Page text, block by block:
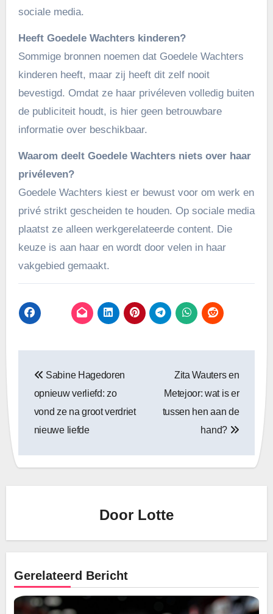
sociale media.
Heeft Goedele Wachters kinderen?
Sommige bronnen noemen dat Goedele Wachters
kinderen heeft, maar zij heeft dit zelf nooit
bevestigd. Omdat ze haar privéleven volledig buiten
de publiciteit houdt, is hier geen betrouwbare
informatie over beschikbaar.
Waarom deelt Goedele Wachters niets over haar
privéleven?
Goedele Wachters kiest er bewust voor om werk en
privé strikt gescheiden te houden. Op sociale media
plaatst ze alleen werkgerelateerde content. Die
keuze is aan haar en wordt door velen in haar
vakgebied gemaakt.
navigatie
Sabine Hagedoren
opnieuw verliefd: zo
vond ze na groot verdriet
nieuwe liefde
Zita Wauters en
Metejoor: wat is er
tussen hen aan de
hand?
Door Lotte
Gerelateerd Bericht